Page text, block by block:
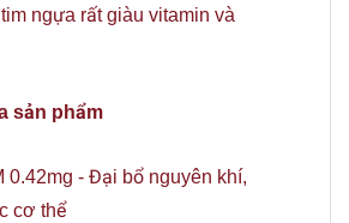
ngựa rất giàu vitamin và
sản phẩm
0.42mg - Đại bổ nguyên khí,
cơ thể